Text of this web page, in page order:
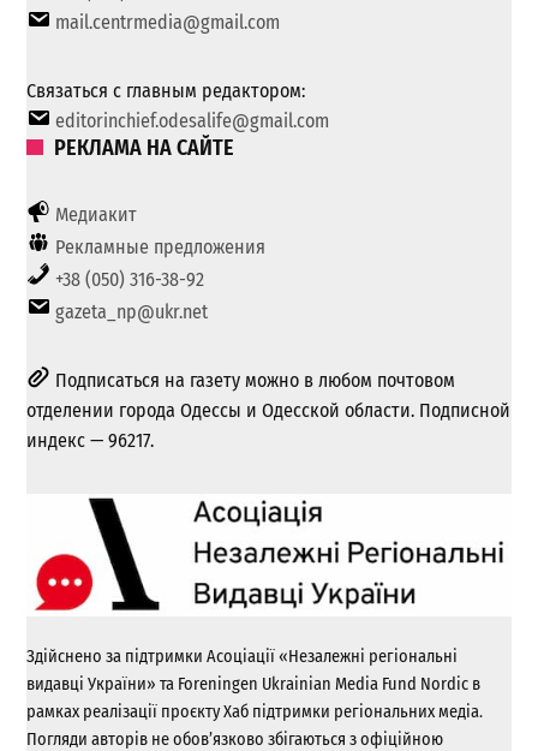
mail.centrmedia@gmail.com
Связаться с главным редактором:
editorinchief.odesalife@gmail.com
РЕКЛАМА НА САЙТЕ
Медиакит
Рекламные предложения
+38 (050) 316-38-92
gazeta_np@ukr.net
Подписаться на газету можно в любом почтовом
отделении города Одессы и Одесской области. Подписной
индекс — 96217.
Здійснено за підтримки Асоціації «Незалежні регіональні
видавці України» та Foreningen Ukrainian Media Fund Nordic в
рамках реалізації проєкту Хаб підтримки регіональних медіа.
Погляди авторів не обов’язково збігаються з офіційною